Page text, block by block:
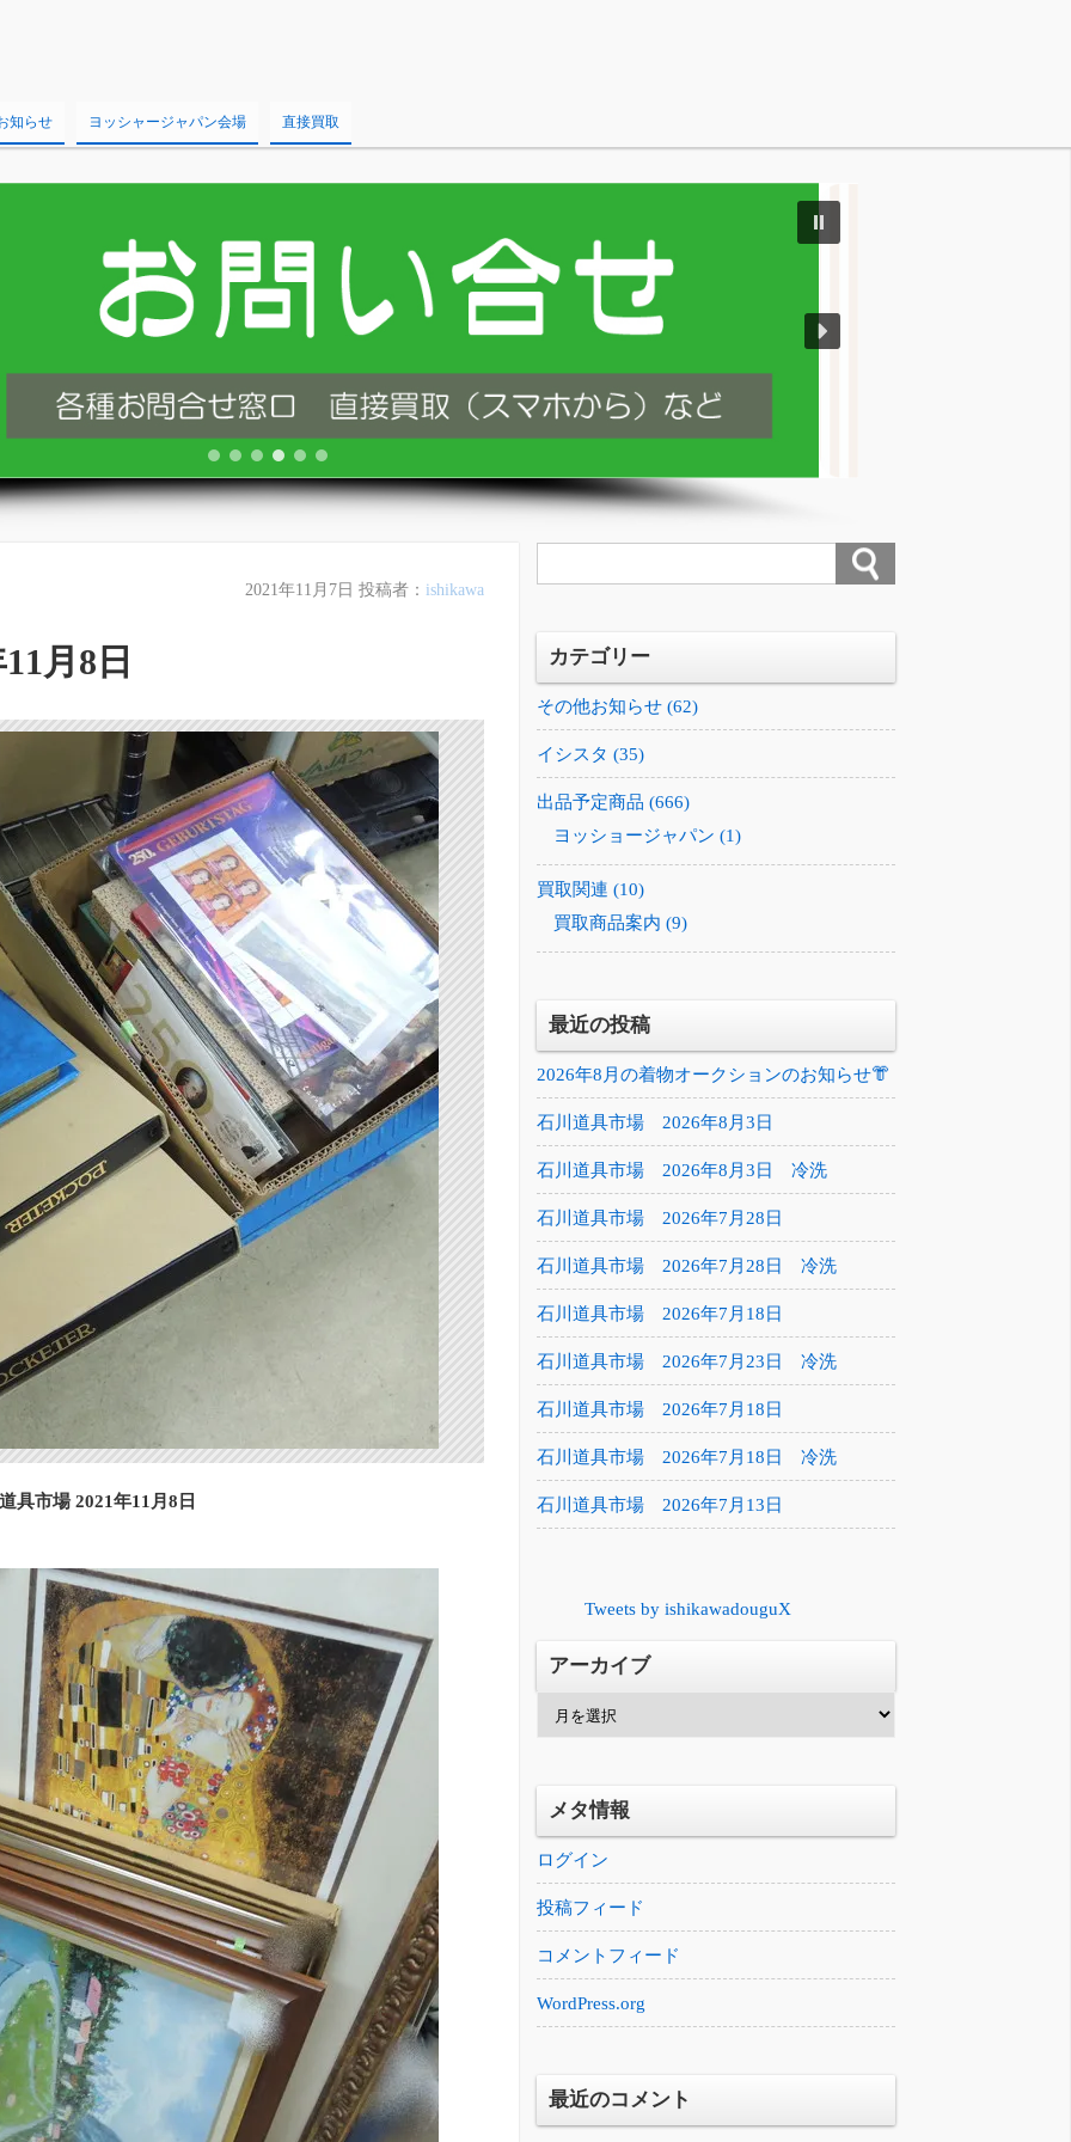
知らせ ヨッシャージャパン会場 直接買取
2021年11月7日 投稿者： ishikawa
月8日
具市場 2021年11月8日
カテゴリー
その他お知らせ (62)
イシスタ (35)
出品予定商品 (666)
ヨッショージャパン (1)
買取関連 (10)
買取商品案内 (9)
最近の投稿
2026年8月の着物オークションのお知らせ👘
石川道具市場 2026年8月3日
石川道具市場 2026年8月3日 冷洗
石川道具市場 2026年7月28日
石川道具市場 2026年7月28日 冷洗
石川道具市場 2026年7月18日
石川道具市場 2026年7月23日 冷洗
石川道具市場 2026年7月18日
石川道具市場 2026年7月18日 冷洗
石川道具市場 2026年7月13日
Tweets by ishikawadouguX
アーカイブ
イ
ブメタ情報
ログイン
投稿フィード
コメントフィード
WordPress.org
最近のコメント